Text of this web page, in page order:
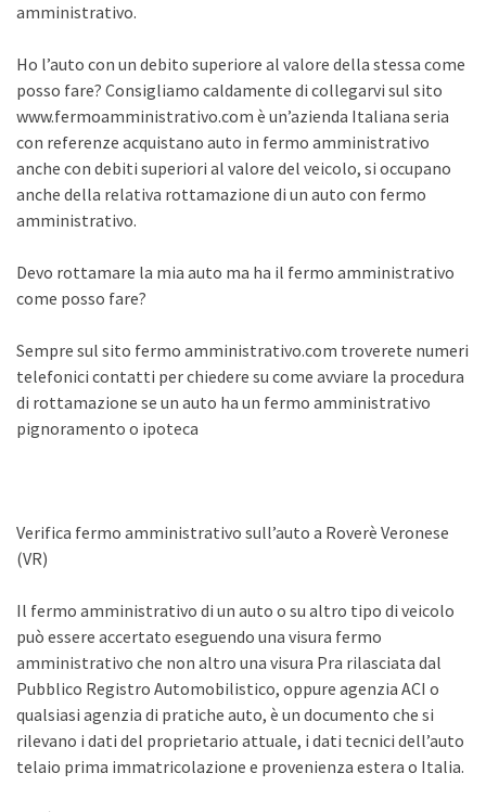
amministrativo.
Ho l’auto con un debito superiore al valore della stessa come
posso fare? Consigliamo caldamente di collegarvi sul sito
www.fermoamministrativo.com è un’azienda Italiana seria
con referenze acquistano auto in fermo amministrativo
anche con debiti superiori al valore del veicolo, si occupano
anche della relativa rottamazione di un auto con fermo
amministrativo.
Devo rottamare la mia auto ma ha il fermo amministrativo
come posso fare?
Sempre sul sito fermo amministrativo.com troverete numeri
telefonici contatti per chiedere su come avviare la procedura
di rottamazione se un auto ha un fermo amministrativo
pignoramento o ipoteca
Verifica fermo amministrativo sull’auto a Roverè Veronese
(VR)
Il fermo amministrativo di un auto o su altro tipo di veicolo
può essere accertato eseguendo una visura fermo
amministrativo che non altro una visura Pra rilasciata dal
Pubblico Registro Automobilistico, oppure agenzia ACI o
qualsiasi agenzia di pratiche auto, è un documento che si
rilevano i dati del proprietario attuale, i dati tecnici dell’auto
telaio prima immatricolazione e provenienza estera o Italia.